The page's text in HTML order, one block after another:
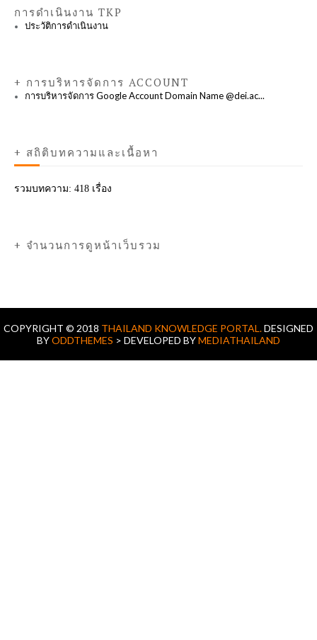
การดำเนินงาน TKP
ประวัติการดำเนินงาน
+ การบริหารจัดการ ACCOUNT
การบริหารจัดการ Google Account Domain Name @dei.ac...
+ สถิติบทความและเนื้อหา
รวมบทความ: 418 เรื่อง
+ จำนวนการดูหน้าเว็บรวม
COPYRIGHT © 2018 THAILAND KNOWLEDGE PORTAL.DESIGNED
BYODDTHEMES > DEVELOPED BYMEDIATHAILAND